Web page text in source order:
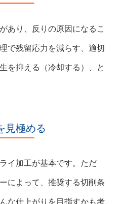
あり、反りの原因になるこ
で残留応力を減らす、適切
を抑える（冷却する）、と
見極める
イ加工が基本です。ただ
によって、推奨する切削条
な仕上がりを目指すかも考